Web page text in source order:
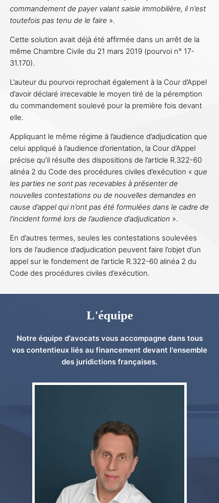
commandement de payer valant saisie immobilière, il n’est
toutefois pas tenu de le faire ».
Cette solution avait déjà été affirmée dans un arrêt de la
même Chambre Civile du 21 mars 2019 (pourvoi n° 17-
31.170).
L’auteur du pourvoi reprochait également à la Cour d’Appel
d’avoir déclaré irrecevable le moyen tiré de la péremption
du commandement soulevé pour la première fois devant
elle.
Appliquant le même régime à l’audience d’adjudication que
celui appliqué à l’audience d’orientation, la Cour d’Appel
précise qu’il résulte des dispositions de l’article R.322-60
alinéa 2 du Code des procédures civiles d’exécution « que
les parties ne sont pas recevables à présenter de
nouvelles contestations ou de nouvelles demandes en
cause d’appel qui n’ont pas été formulées dans le cadre de
l’incident formé lors de l’audience d’adjudication ».
En d’autres termes, seules les contestations soulevées
lors de l’audience d’adjudication peuvent faire l’objet d’un
appel sur le fondement de l’article R.322-60 alinéa 2 du
Code des procédures civiles d’exécution.
L'équipe
Notre équipe d'avocats vous accompagne dans tous
vos contentieux liés au financement devant l'ensemble
des juridictions françaises.